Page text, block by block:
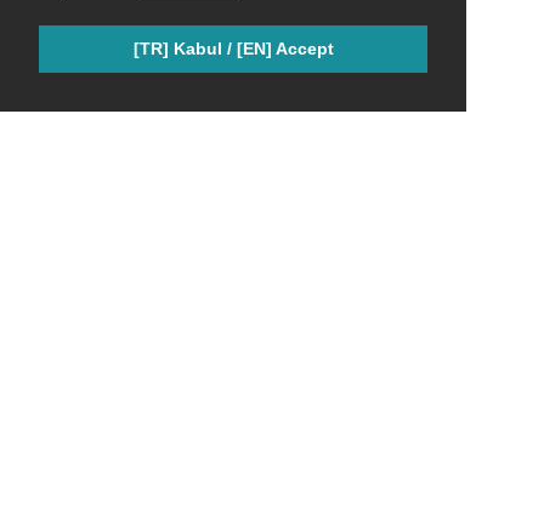
[TR] Kabul / [EN] Accept